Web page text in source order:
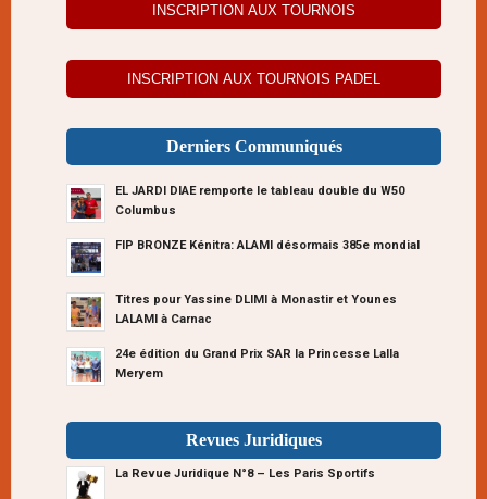
INSCRIPTION AUX TOURNOIS
INSCRIPTION AUX TOURNOIS PADEL
Derniers Communiqués
EL JARDI DIAE remporte le tableau double du W50
Columbus
FIP BRONZE Kénitra: ALAMI désormais 385e mondial
Titres pour Yassine DLIMI à Monastir et Younes
LALAMI à Carnac
24e édition du Grand Prix SAR la Princesse Lalla
Meryem
Revues Juridiques
La Revue Juridique N°8 – Les Paris Sportifs